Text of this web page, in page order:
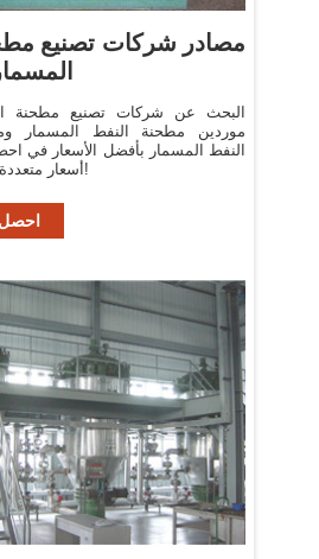
مصادر شركات تصنيع
البحث عن شركات تصنيع مطحنة
موردين مطحنة النفط المسمار
النفط المسمار بأفضل الأسعار في
أسعار متعددة خلال 24 ساعة!